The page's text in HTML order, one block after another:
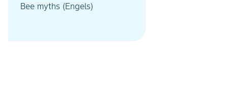
Bee myths (Engels)